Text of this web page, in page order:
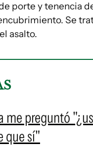
porte y tenencia
Se
asalto.
me preguntó
que sí"